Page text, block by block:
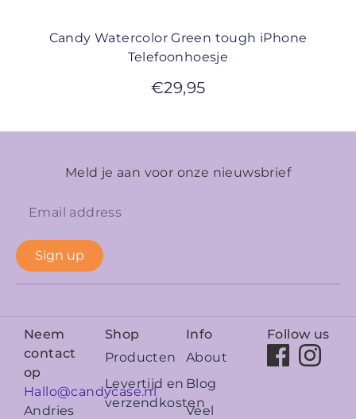
Candy Watercolor Green tough iPhone
Telefoonhoesje
€29,95
Meld je aan voor onze nieuwsbrief
Sign up
Neem
contact
op
Hallo@candycase.nl
Andries
Shop
Producten
Levertijd en
verzendkosten
Info
About
Blog
Veel
Follow us